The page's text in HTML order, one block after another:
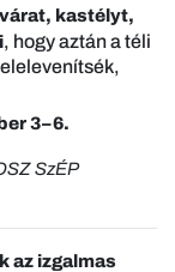
kastélyt,
, hogy aztán a téli
3–6.
SzÉP
az izgalmas